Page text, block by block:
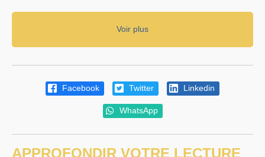
Voir plus
Facebook Twitter Linkedin
WhatsApp
APPROFONDIR VOTRE LECTURE